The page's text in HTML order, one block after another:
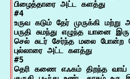
பிழைத்தாரை அட்ட களத்து
#4
உருவ கடும் தேர் முருக்கி மற்று
பருதி சுமந்து எழுந்த யானை இரு
செல் சுடர் சேர்ந்த மலை
புல்லாரை அட்ட களத்து
#5
தெரி கணை எஃகம் திறந்த வாய்